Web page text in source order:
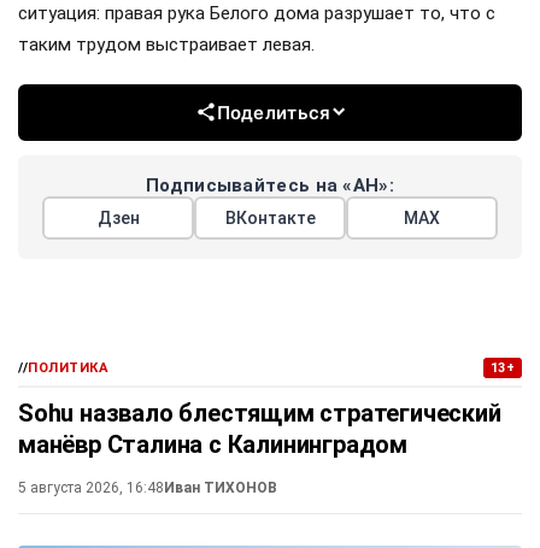
ситуация: правая рука Белого дома разрушает то, что с
таким трудом выстраивает левая.
Поделиться
Подписывайтесь на «АН»:
Дзен ВКонтакте МАХ
//ПОЛИТИКА 13+
Sohu назвало блестящим стратегический
манёвр Сталина с Калининградом
5 августа 2026, 16:48Иван ТИХОНОВ